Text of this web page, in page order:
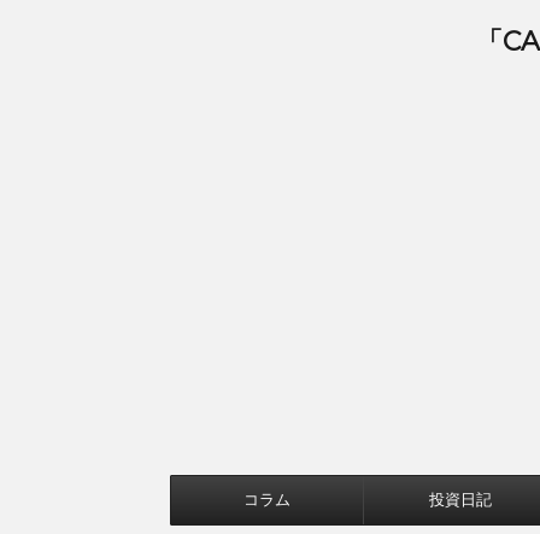
「
コラム 投資日記